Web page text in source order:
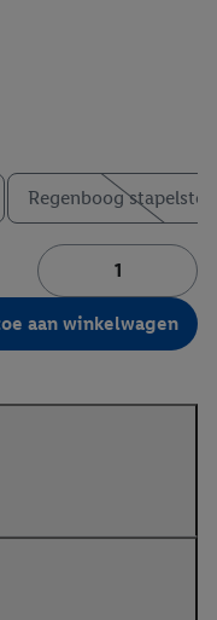
Regenboog
aan winkelwagen